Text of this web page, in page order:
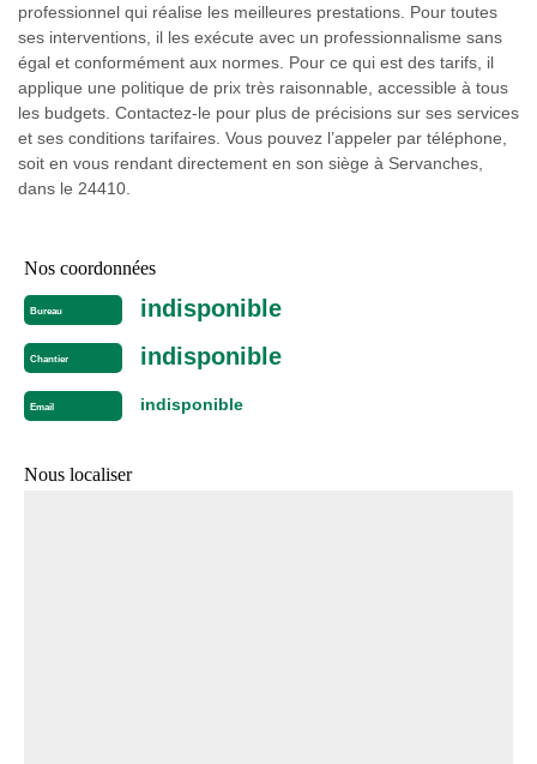
professionnel qui réalise les meilleures prestations. Pour toutes
ses interventions, il les exécute avec un professionnalisme sans
égal et conformément aux normes. Pour ce qui est des tarifs, il
applique une politique de prix très raisonnable, accessible à tous
les budgets. Contactez-le pour plus de précisions sur ses services
et ses conditions tarifaires. Vous pouvez l’appeler par téléphone,
soit en vous rendant directement en son siège à Servanches,
dans le 24410.
Nos coordonnées
Bureau indisponible
Chantier indisponible
Email indisponible
Nous localiser